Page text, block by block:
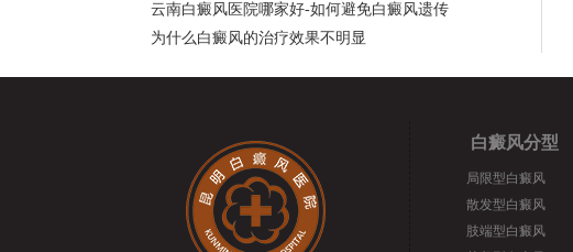
云南白癜风医院哪家好-如何避免白癜风遗传
为什么白癜风的治疗效果不明显
白癜风分型
局限型白癜风
散发型白癜风
肢端型白癜风